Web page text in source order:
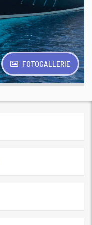
FOTOGALLERIE